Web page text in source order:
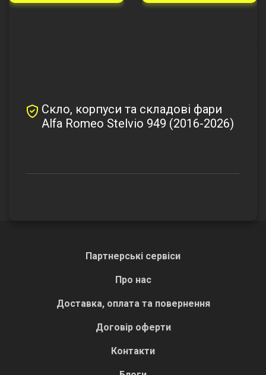
Скло, корпуси та складові фари
Alfa Romeo Stelvio 949 (2016-2026)
Партнерські сервіси
Про нас
Доставка, оплата та повернення
Договір оферти
Контакти